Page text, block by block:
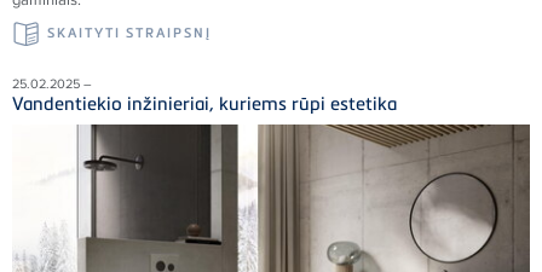
SKAITYTI STRAIPSNĮ
25.02.2025 –
Vandentiekio inžinieriai, kuriems rūpi estetika